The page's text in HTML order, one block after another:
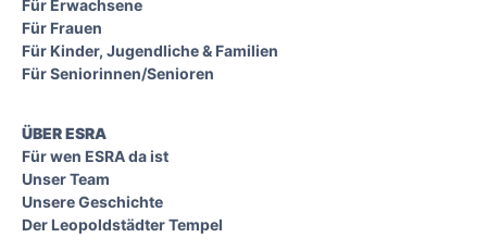
Für Erwachsene
Für Frauen
Für Kinder, Jugendliche & Familien
Für Seniorinnen/Senioren
ÜBER ESRA
Für wen ESRA da ist
Unser Team
Unsere Geschichte
Der Leopoldstädter Tempel